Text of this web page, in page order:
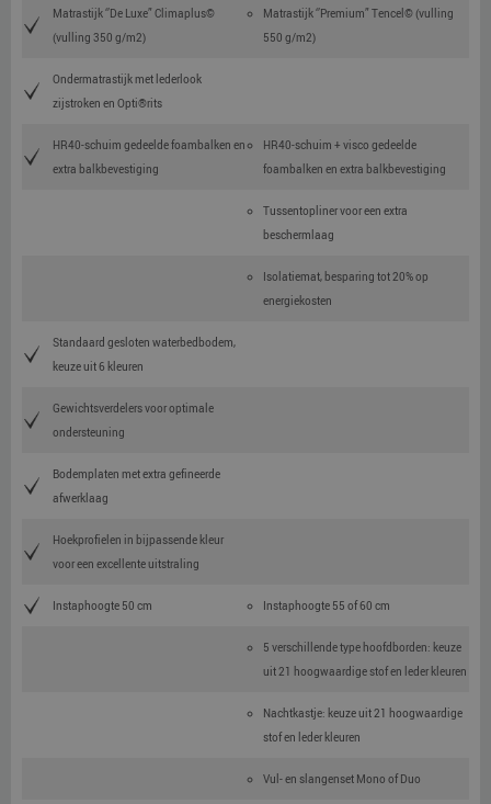
Matrastijk ‘’De Luxe” Climaplus©
(vulling 350 g/m2)
Matrastijk ‘’Premium” Tencel© (vulling
550 g/m2)
Ondermatrastijk met lederlook
zijstroken en Opti®rits
HR40-schuim gedeelde foambalken en
extra balkbevestiging
HR40-schuim + visco gedeelde
foambalken en extra balkbevestiging
Tussentopliner voor een extra
beschermlaag
Isolatiemat, besparing tot 20% op
energiekosten
Standaard gesloten waterbedbodem,
keuze uit 6 kleuren
Gewichtsverdelers voor optimale
ondersteuning
Bodemplaten met extra gefineerde
afwerklaag
Hoekprofielen in bijpassende kleur
voor een excellente uitstraling
Instaphoogte 50 cm Instaphoogte 55 of 60 cm
5 verschillende type hoofdborden: keuze
uit 21 hoogwaardige stof en leder kleuren
Nachtkastje: keuze uit 21 hoogwaardige
stof en leder kleuren
Vul- en slangenset Mono of Duo